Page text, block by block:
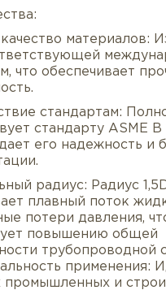
Оплата/доставка
качество материалов:
что обеспечивает
стандартам:
стандарту ASME B
его надежность и
радиус: Радиус
плавный поток
потери давления,
повышению общей
трубопроводной
применения:
промышленных и